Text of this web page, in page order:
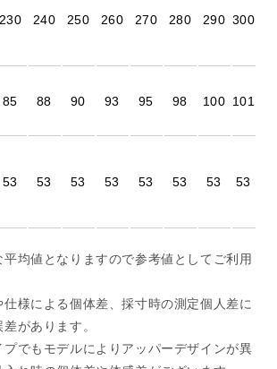
230 240 250 260 270 280 290 300
85 88 90 93 95 98 100 101
53 53 53 53 53 53 53 53
均値となりますので参考値としてご利用
様による個体差、採寸時の測定個人差に
があります。
でもモデルによりアッパーデザインが異